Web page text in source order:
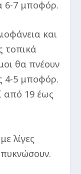
6-7 μποφόρ.
και
τοπικά
θα πνέουν
4-5 μποφόρ.
από 19 έως
λίγες